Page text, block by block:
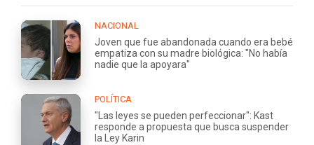
NACIONAL
Joven que fue abandonada cuando era bebé
empatiza con su madre biológica: "No había
nadie que la apoyara"
POLÍTICA
"Las leyes se pueden perfeccionar": Kast
responde a propuesta que busca suspender
la Ley Karin